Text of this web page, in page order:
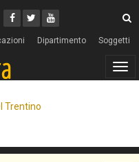
Facebook
Twitter
Youtube
Dipartimento Soggetti
Trentino